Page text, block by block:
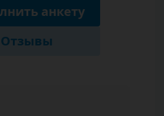
анкету
Отзывы